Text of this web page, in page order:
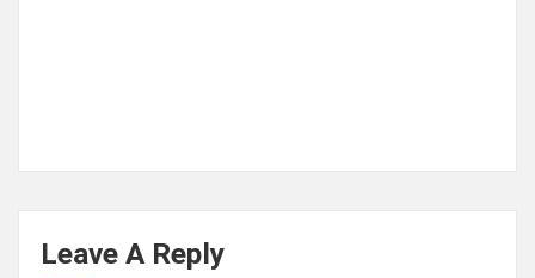
Leave A Reply